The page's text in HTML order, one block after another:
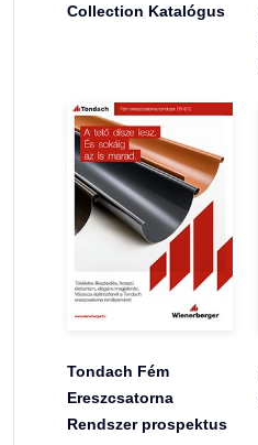
Collection Katalógus
Tondach Fém
Ereszcsatorna
Rendszer prospektus